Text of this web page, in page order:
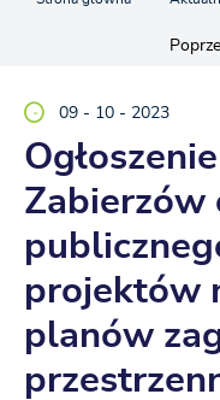
09 - 10 - 2023
Zabierzów
projektów
planów